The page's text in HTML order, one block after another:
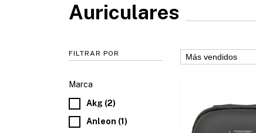
Auriculares
FILTRAR POR
Marca
Akg (2)
Anleon (1)